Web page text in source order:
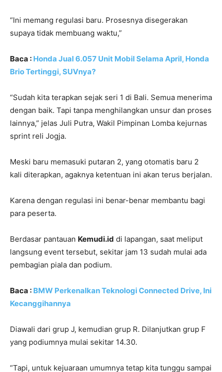
“Ini memang regulasi baru. Prosesnya disegerakan
supaya tidak membuang waktu,”
Baca : Honda Jual 6.057 Unit Mobil Selama April, Honda
Brio Tertinggi, SUVnya?
“Sudah kita terapkan sejak seri 1 di Bali. Semua menerima
dengan baik. Tapi tanpa menghilangkan unsur dan proses
lainnya,” jelas Juli Putra, Wakil Pimpinan Lomba kejurnas
sprint reli Jogja.
Meski baru memasuki putaran 2, yang otomatis baru 2
kali diterapkan, agaknya ketentuan ini akan terus berjalan.
Karena dengan regulasi ini benar-benar membantu bagi
para peserta.
Berdasar pantauan Kemudi.id di lapangan, saat meliput
langsung event tersebut, sekitar jam 13 sudah mulai ada
pembagian piala dan podium.
Baca : BMW Perkenalkan Teknologi Connected Drive, Ini
Kecanggihannya
Diawali dari grup J, kemudian grup R. Dilanjutkan grup F
yang podiumnya mulai sekitar 14.30.
“Tapi, untuk kejuaraan umumnya tetap kita tunggu sampai